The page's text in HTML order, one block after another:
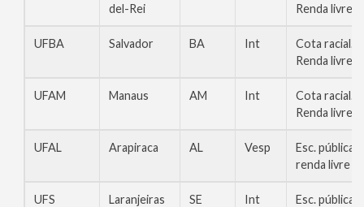
del-Rei
Renda livre
UFBA Salvador BA Int
Cota racial.
Renda livre
UFAM Manaus AM Int
Cota racial.
Renda livre
UFAL Arapiraca AL Vesp
Esc. pública,
renda livre
UFS Laranjeiras SE Int
Esc. pública,